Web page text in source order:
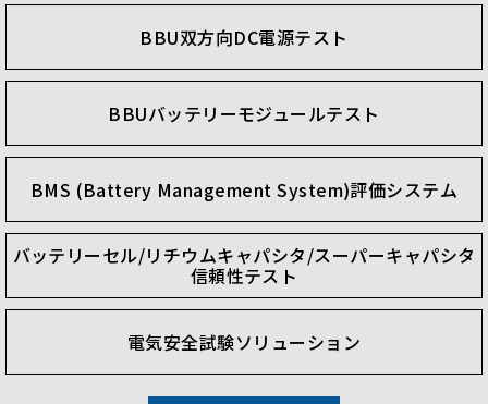
BBU双方向DC電源テスト
BBUバッテリーモジュールテスト
BMS (Battery Management System)評価システム
バッテリーセル/リチウムキャパシタ/スーパーキャパシタ
信頼性テスト
電気安全試験ソリューション